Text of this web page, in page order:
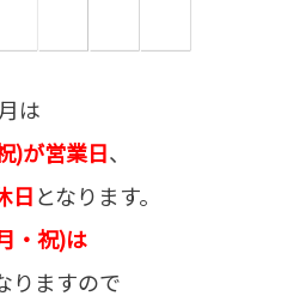
は
)が営業日、
日となります。
・祝)は
りますので